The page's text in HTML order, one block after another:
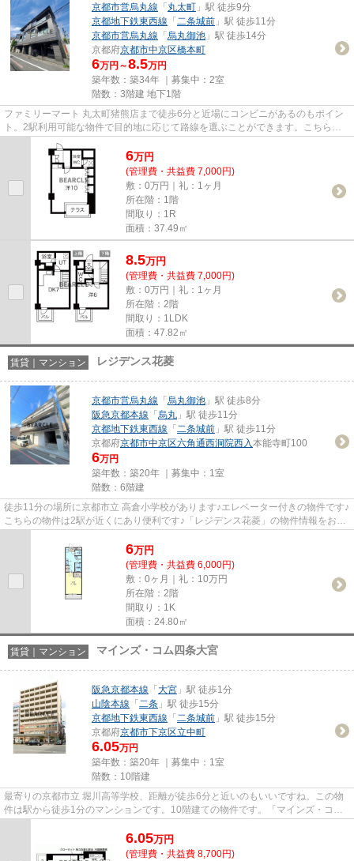
京都市営烏丸線 「 丸太町 」駅 徒歩9分
京都地下鉄東西線 「 二条城前 」駅 徒歩11分
京都市営烏丸線 「 烏丸御池 」駅 徒歩14分
京都府京都市中京区橋本町
6万円～8.5万円
築年数：築34年 ｜募集中： 2室
階数：3階建 地下1階
ファミリーマート 丸太町猪熊店まで徒歩6分と近場にコンビニがあるのもポイン
ト。2駅利用可能な物件で目的地に応じて路線を選ぶことができます。こちらの
物件はマンションです。こだわ...
6万円
(管理費・共益費 7,000円)
敷：0万円｜礼：1ヶ月
所在階：1階
間取り：1R
面積：37.49㎡
8.5万円
(管理費・共益費 7,000円)
敷：0万円｜礼：1ヶ月
所在階：2階
間取り：1LDK
面積：47.82㎡
賃貸｜マンション レジデンス花菱
京都市営烏丸線 「 烏丸御池 」駅 徒歩8分
阪急京都本線 「 烏丸 」駅 徒歩11分
京都地下鉄東西線 「 二条城前 」駅 徒歩11分
京都府京都市中京区六角通西洞院西入本能寺町100
6万円
築年数：築20年 ｜募集中： 1室
階数：6階建
徒歩11分の場所に京都市立 高倉小学校があります♪エレベーター付きの物件です♪
こちらの物件は2駅が近くにあり便利です♪「レジデンス花菱」の物件情報をお探
6万円
(管理費・共益費 6,000円)
敷：0ヶ月｜礼：10万円
所在階：2階
間取り：1K
面積：24.80㎡
賃貸｜マンション マインズ・コム四条大宮
阪急京都本線 「 大宮 」駅 徒歩1分
山陰本線 「 二条 」駅 徒歩15分
京都地下鉄東西線 「 二条城前 」駅 徒歩15分
京都府京都市下京区立中町
6.05万円
築年数：築20年 ｜募集中： 1室
階数：10階建
最寄りの京都市立 堀川高等学校、距離が徒歩6分と近いのもいいですね。この物
件は駅から徒歩1分のマンションです。10階建ての物件です。「マインズ・コム
6.05万円
(管理費・共益費 8,700円)